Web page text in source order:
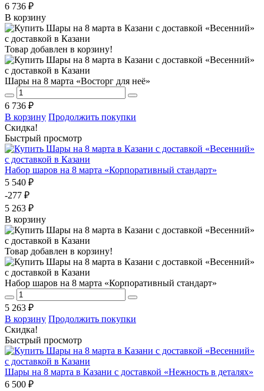
6 736 ₽
В корзину
Товар добавлен в корзину!
Шары на 8 марта «Восторг для неё»
6 736 ₽
В корзину Продолжить покупки
Скидка!
Быстрый просмотр
Набор шаров на 8 марта «Корпоративный стандарт»
5 540 ₽
-277 ₽
5 263 ₽
В корзину
Товар добавлен в корзину!
Набор шаров на 8 марта «Корпоративный стандарт»
5 263 ₽
В корзину Продолжить покупки
Скидка!
Быстрый просмотр
Шары на 8 марта в Казани с доставкой «Нежность в деталях»
6 500 ₽